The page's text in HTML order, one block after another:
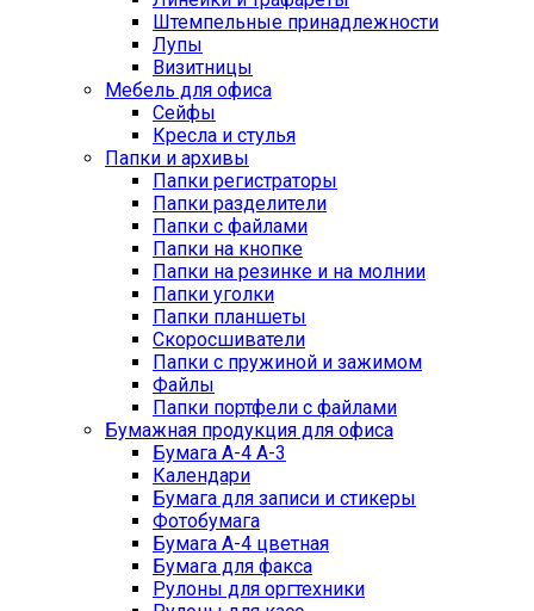
Штемпельные принадлежности
Лупы
Визитницы
Мебель для офиса
Сейфы
Кресла и стулья
Папки и архивы
Папки регистраторы
Папки разделители
Папки с файлами
Папки на кнопке
Папки на резинке и на молнии
Папки уголки
Папки планшеты
Скоросшиватели
Папки с пружиной и зажимом
Файлы
Папки портфели с файлами
Бумажная продукция для офиса
Бумага А-4 А-3
Календари
Бумага для записи и стикеры
Фотобумага
Бумага А-4 цветная
Бумага для факса
Рулоны для оргтехники